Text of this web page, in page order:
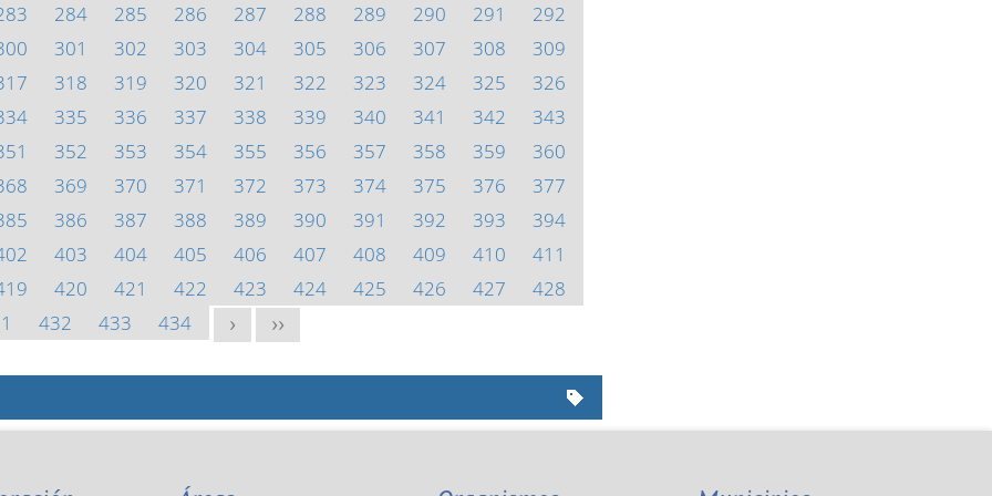
284 285 286 287 288 289 290 291
292
301 302 303 304 305 306 307 308
309
318 319 320 321 322 323 324 325
326
335 336 337 338 339 340 341 342
343
352 353 354 355 356 357 358 359
360
369 370 371 372 373 374 375 376
377
386 387 388 389 390 391 392 393
394
403 404 405 406 407 408 409 410
411
420 421 422 423 424 425 426 427
428
432 433 434 > >>